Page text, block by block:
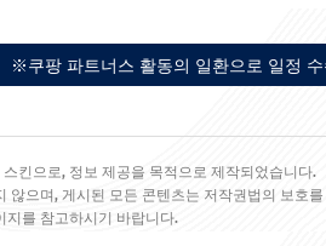
※쿠팡 파트너스 활동의 일환으로 일정
킨으로, 정보 제공을 목적으로 제작되었습니다.
으며, 게시된 모든 콘텐츠는 저작권법의 보호
지를 참고하시기 바랍니다.